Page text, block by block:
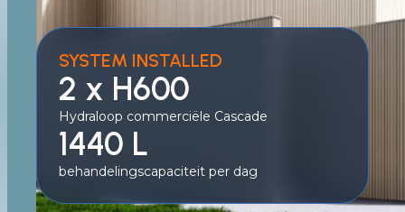
SYSTEM INSTALLED
2 x H600
Hydraloop commerciële Cascade
1440 L
behandelingscapaciteit per dag